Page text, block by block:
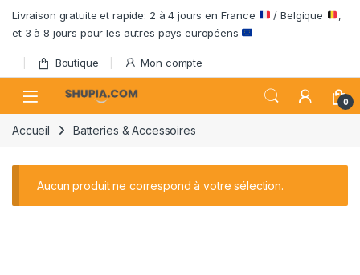
Livraison gratuite et rapide: 2 à 4 jours en France / Belgique
,
et 3 à 8 jours pour les autres pays européens
Boutique Mon compte
Open 0
Accueil Batteries & Accessoires
Aucun produit ne correspond à votre sélection.